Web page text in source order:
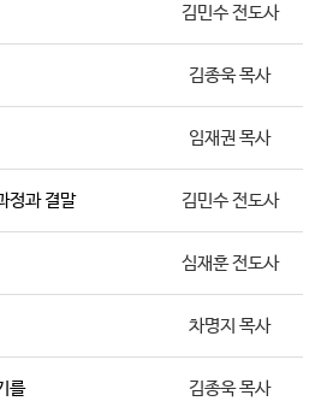
김민수 전도사
김종욱 목사
임재권 목사
정과 결말 김민수 전도사
심재훈 전도사
차명지 목사
를 김종욱 목사